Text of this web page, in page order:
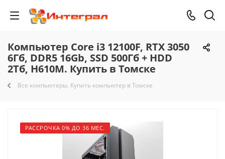
Компьютер Core i3 12100F, RTX 3050
6Гб, DDR5 16Gb, SSD 500Гб + HDD
2Тб, H610M. Купить в Томске
Все компьютеры. Купить компьютер в Томске
РАССРОЧКА 0% ДО 36 МЕС.